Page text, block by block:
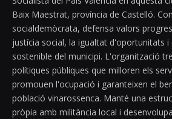
Baix Maestrat, província de Castelló.
socialdemòcrata, defensa valors
justícia social, la igualtat d'oportunitats
sostenible del municipi. L'organització
polítiques públiques que milloren els
promouen l'ocupació i garanteixen el
població vinarossenca. Manté una
pròpia amb militància local i